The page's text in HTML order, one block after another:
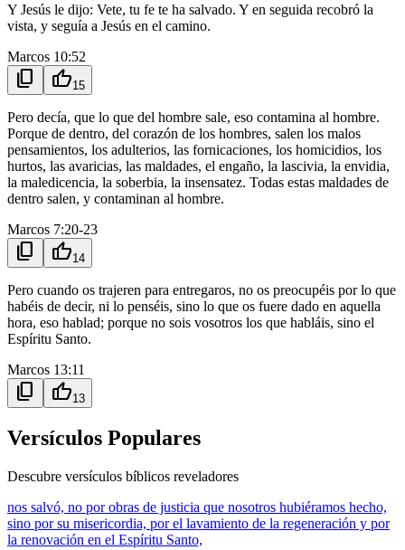
Y Jesús le dijo: Vete, tu fe te ha salvado. Y en seguida recobró la
vista, y seguía a Jesús en el camino.
Marcos 10:52
content_copy thumb_up15
Pero decía, que lo que del hombre sale, eso contamina al hombre.
Porque de dentro, del corazón de los hombres, salen los malos
pensamientos, los adulterios, las fornicaciones, los homicidios, los
hurtos, las avaricias, las maldades, el engaño, la lascivia, la envidia,
la maledicencia, la soberbia, la insensatez. Todas estas maldades de
dentro salen, y contaminan al hombre.
Marcos 7:20-23
content_copy thumb_up14
Pero cuando os trajeren para entregaros, no os preocupéis por lo que
habéis de decir, ni lo penséis, sino lo que os fuere dado en aquella
hora, eso hablad; porque no sois vosotros los que habláis, sino el
Espíritu Santo.
Marcos 13:11
content_copy thumb_up13
Versículos Populares
Descubre versículos bíblicos reveladores
nos salvó, no por obras de justicia que nosotros hubiéramos hecho,
sino por su misericordia, por el lavamiento de la regeneración y por
la renovación en el Espíritu Santo,